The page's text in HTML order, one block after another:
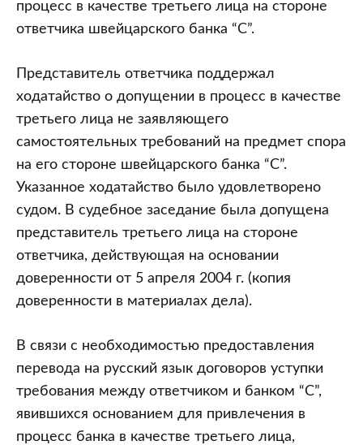
процесс в качестве третьего лица на стороне
ответчика швейцарского банка “С”.
Представитель ответчика поддержал
ходатайство о допущении в процесс в качестве
третьего лица не заявляющего
самостоятельных требований на предмет спора
на его стороне швейцарского банка “С”.
Указанное ходатайство было удовлетворено
судом. В судебное заседание была допущена
представитель третьего лица на стороне
ответчика, действующая на основании
доверенности от 5 апреля 2004 г. (копия
доверенности в материалах дела).
В связи с необходимостью предоставления
перевода на русский язык договоров уступки
требования между ответчиком и банком “С”,
явившихся основанием для привлечения в
процесс банка в качестве третьего лица,